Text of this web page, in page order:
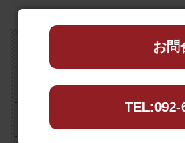
2023年1月
お問
TEL:092-